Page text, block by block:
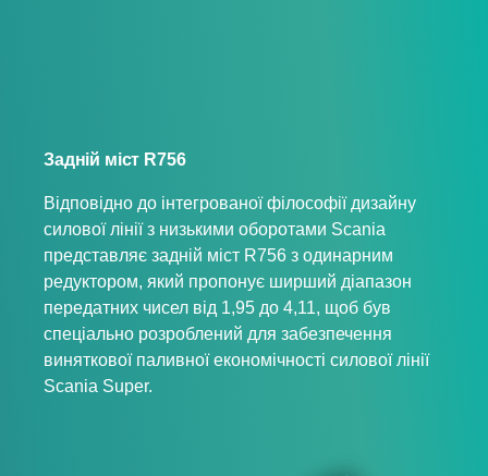
Задній міст R756
Відповідно до інтегрованої філософії дизайну
силової лінії з низькими оборотами Scania
представляє задній міст R756 з одинарним
редуктором, який пропонує ширший діапазон
передатних чисел від 1,95 до 4,11, щоб був
спеціально розроблений для забезпечення
виняткової паливної економічності силової лінії
Scania Super.